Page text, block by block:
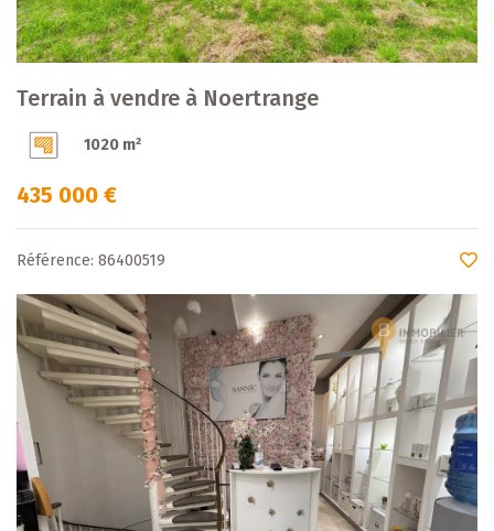
Terrain à vendre à Noertrange
1020 m²
435 000 €
Référence: 86400519